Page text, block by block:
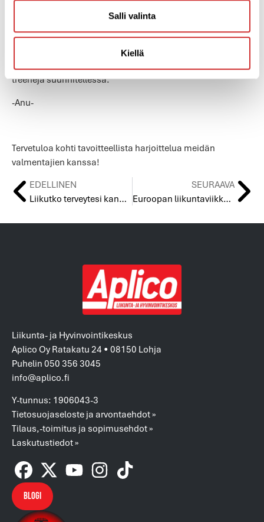
Salli valinta
Kiellä
-Anita-
”Risto on ohjaajana rautainen ammattilainen. Hän ottaa
huomioon sekä liikunnalliset että terveydelliset asiat
treenejä suunnitellessa.”
-Anu-
Tervetuloa kohti tavoitteellista harjoittelua meidän
valmentajien kanssa!
EDELLINEN
Liikutko terveytesi kannalta riittävästi?
SEURAAVA
Euroopan liikuntaviikko alkaa 23.9.21-Haastamme sinut mukaan hyvinvoinnin talkoisiin!
Liikunta- ja Hyvinvointikeskus
Aplico Oy Ratakatu 24 • 08150 Lohja
Puhelin 050 356 3045
info@aplico.fi
Y-tunnus: 1906043-3
Tietosuojaseloste ja arvontaehdot »
Tilaus,-toimitus ja sopimusehdot »
Laskutustiedot »
Blogi